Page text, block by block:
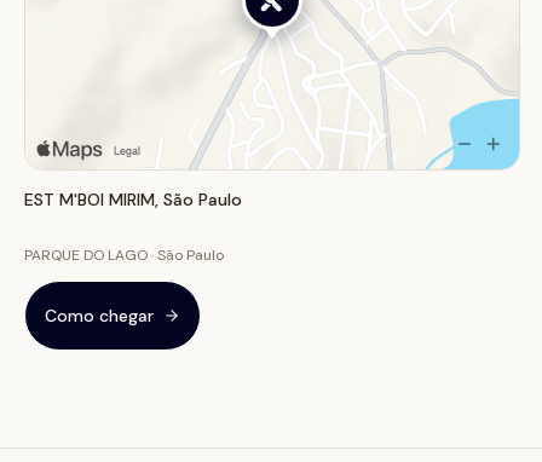
EST M'BOI MIRIM, São Paulo
PARQUE DO LAGO · São Paulo
Como chegar